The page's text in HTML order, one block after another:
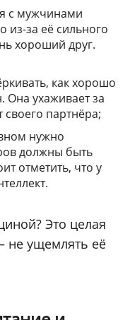
с мужчинами
из-за её сильного
хороший друг.
как хорошо
Она ухаживает за
своего партнёра;
нужно
должны быть
отметить, что у
Это целая
не ущемлять её